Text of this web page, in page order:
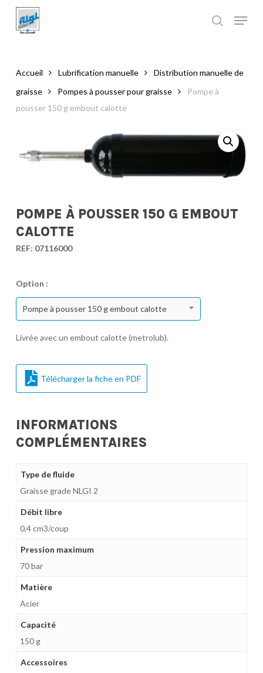
main
Accueil Lubrification manuelle
Distribution manuelle de
graisse
Pompes à pousser pour graisse
Pompe à
pousser 150 g embout calotte
POMPE À POUSSER 150 G EMBOUT
CALOTTE
REF: 07116000
Option :
Pompe à pousser 150 g embout calotte
Livrée avec un embout calotte (metrolub).
Télécharger la fiche en PDF
INFORMATIONS
COMPLÉMENTAIRES
Type de fluide
Graisse grade NLGI 2
Débit libre
0,4 cm3/coup
Pression maximum
70 bar
Matière
Acier
Capacité
150 g
Accessoires